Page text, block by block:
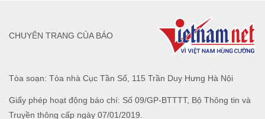
Tòa soạn: Tòa nhà Cục Tần Số, 115 Trần Duy Hưng Hà Nội
Giấy phép hoạt động báo chí: Số 09/GP-BTTTT, Bộ Thông tin và
Truyền thông cấp ngày 07/01/2019.
CHUYÊN TRANG CỦA BÁO